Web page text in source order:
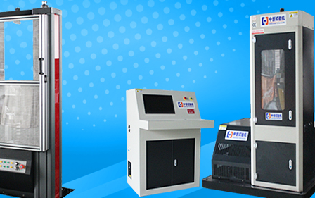
济南中创工业测试系统有限公司